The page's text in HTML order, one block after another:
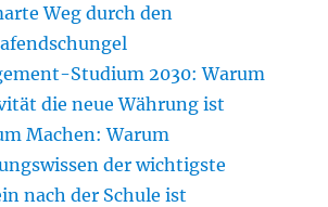
Weg durch den
Studium 2030: Warum
die neue Währung ist
Machen: Warum
der wichtigste
nach der Schule ist